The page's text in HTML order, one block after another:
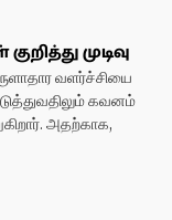
முடிவு
வளர்ச்சியை
கவனம்
அதற்காக,